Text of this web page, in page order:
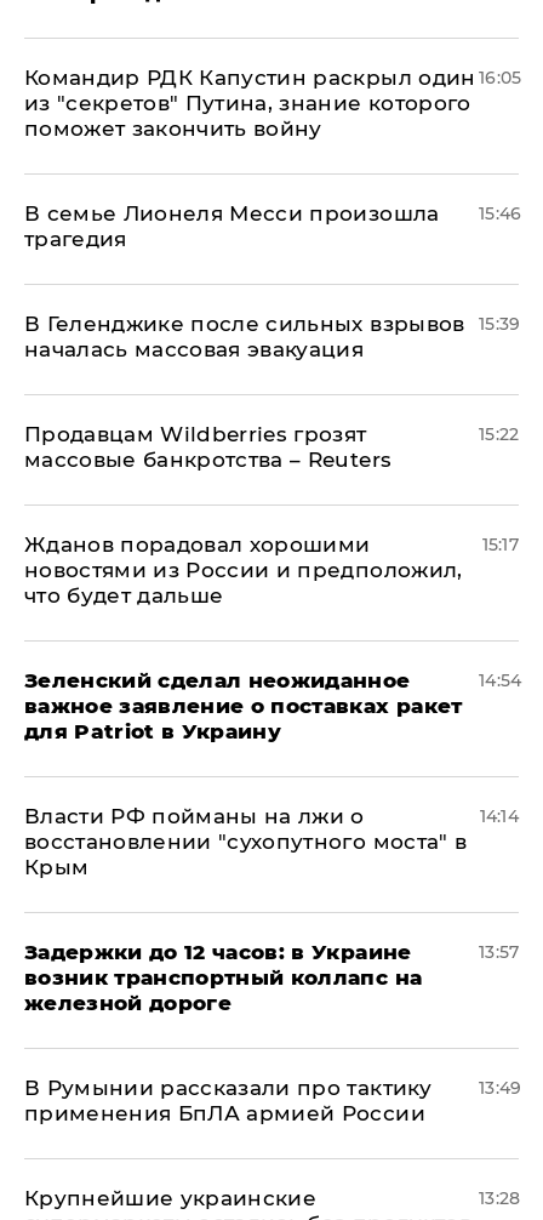
Командир РДК Капустин раскрыл один
из "секретов" Путина, знание которого
поможет закончить войну
16:05
В семье Лионеля Месси произошла
трагедия
15:46
В Геленджике после сильных взрывов
началась массовая эвакуация
15:39
Продавцам Wildberries грозят
массовые банкротства – Reuters
15:22
Жданов порадовал хорошими
новостями из России и предположил,
что будет дальше
15:17
Зеленский сделал неожиданное
важное заявление о поставках ракет
для Patriot в Украину
14:54
Власти РФ пойманы на лжи о
восстановлении "сухопутного моста" в
Крым
14:14
Задержки до 12 часов: в Украине
возник транспортный коллапс на
железной дороге
13:57
В Румынии рассказали про тактику
применения БпЛА армией России
13:49
Крупнейшие украинские
13:28